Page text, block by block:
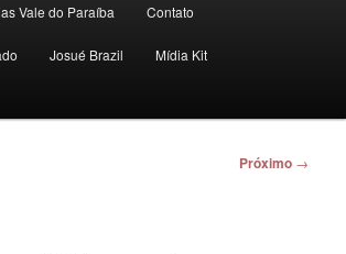
Vale do Paraíba Contato
Josué Brazil Mídia Kit
Próximo →